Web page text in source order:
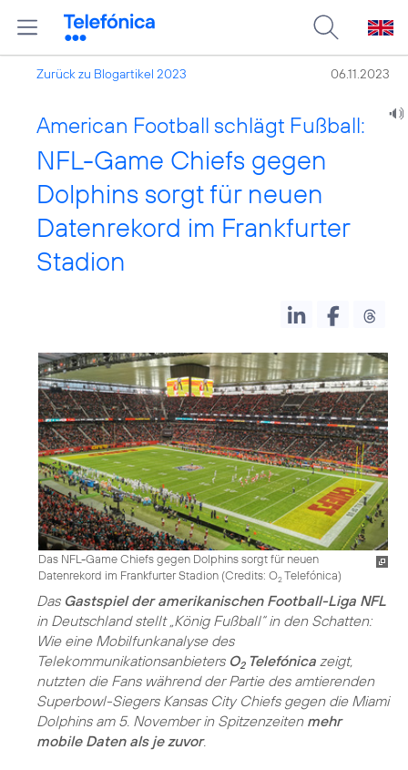
Zurück zu Blogartikel 2023 06.11.2023
American Football schlägt Fußball:
NFL-Game Chiefs gegen
Dolphins sorgt für neuen
Datenrekord im Frankfurter
Stadion
Das NFL-Game Chiefs gegen Dolphins sorgt für neuen
Datenrekord im Frankfurter Stadion (Credits: O2Telefónica)
Das Gastspiel der amerikanischen Football-Liga NFL
in Deutschland stellt „König Fußball“ in den Schatten:
Wie eine Mobilfunkanalyse des
Telekommunikationsanbieters O2Telefónica zeigt,
nutzten die Fans während der Partie des amtierenden
Superbowl-Siegers Kansas City Chiefs gegen die Miami
Dolphins am 5. November in Spitzenzeiten mehr
mobile Daten als je zuvor.